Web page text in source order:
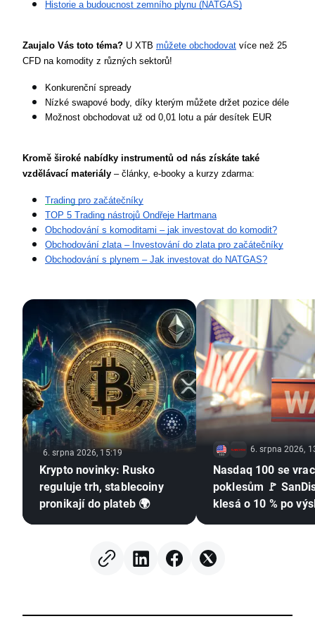
Historie a budoucnost zemního plynu (NATGAS)
Zaujalo Vás toto téma? U XTB můžete obchodovat více než 25
CFD na komodity z různých sektorů!
Konkurenční spready
Nízké swapové body, díky kterým můžete držet pozice déle
Možnost obchodovat už od 0,01 lotu a pár desítek EUR
Kromě široké nabídky instrumentů od nás získáte také
vzdělávací materiály – články, e-booky a kurzy zdarma:
Trading pro začátečníky
TOP 5 Trading nástrojů Ondřeje Hartmana
Obchodování s komoditami – jak investovat do komodit?
Obchodování zlata – Investování do zlata pro začátečníky
Obchodování s plynem – Jak investovat do NATGAS?
6. srpna 2026, 15:19
Krypto novinky: Rusko
reguluje trh, stablecoiny
pronikají do plateb 🌍
6. srpna 2026,
Nasdaq 100 se
poklesům 🚩
klesá o 10 % po